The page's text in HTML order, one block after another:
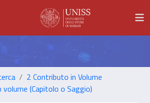
2 Contributo in Volume
(Capitolo o Saggio)